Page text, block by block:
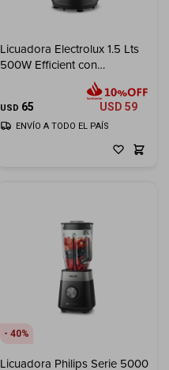
Licuadora Electrolux 1.5 Lts
500W Efficient con
Tecnologia TruFlow™
USD 65 USD 59
ENVÍO A TODO EL PAÍS
40
Licuadora Philips Serie 5000